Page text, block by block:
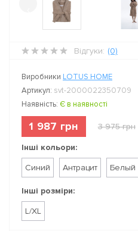
Відгуки: (0)
Виробники LOTUS HOME
Артикул: svt-2000022350709
Наявність: Є в наявності
1 987 грн 3 975 грн
Інші кольори:
Синий
Антрацит Белый
Інші розміри:
L/XL